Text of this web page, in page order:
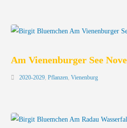
Am Vienenburger See
2020-2029,Pflanzen,Vienenburg